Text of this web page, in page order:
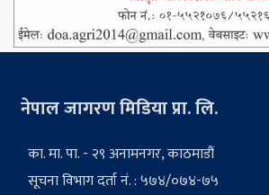
नेपाल जागरण मिडिया प्रा. लि.
का. मा. पा. - २९ अनामनगर, काठमाडौं
सूचना विभाग दर्ता नं. : ५७४/०७४-७५